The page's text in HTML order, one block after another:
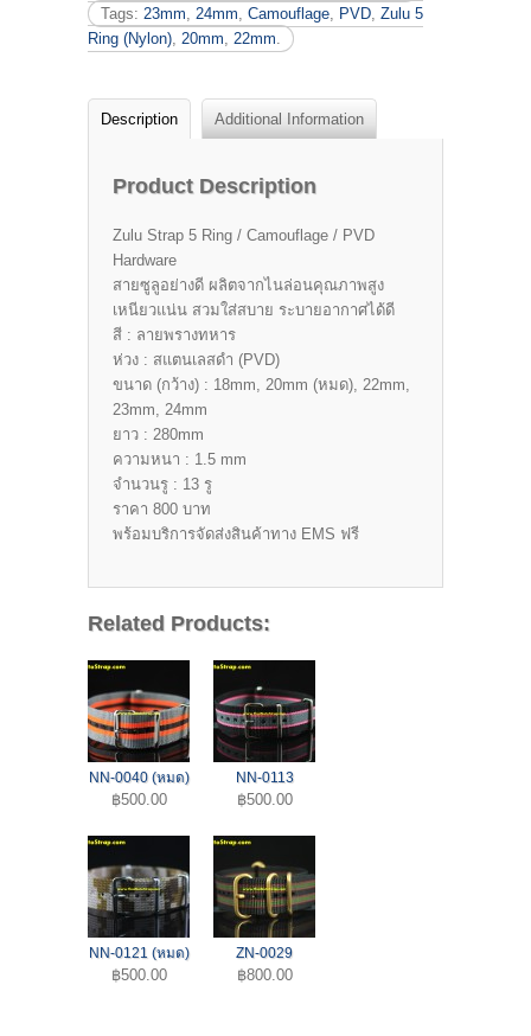
Tags: 23mm 24mm Camouflage PVD Zulu 5
Ring (Nylon) 20mm 22mm
Description Additional Information
Product Description
Zulu Strap 5 Ring / Camouflage / PVD
Hardware
สายซูลูอย่างดี ผลิตจากไนล่อนคุณภาพสูง
เหนียวแน่น สวมใส่สบาย ระบายอากาศได้ดี
สี : ลายพรางทหาร
ห่วง : สแตนเลสดำ (PVD)
ขนาด (กว้าง) : 18mm, 20mm (หมด), 22mm,
23mm, 24mm
ยาว : 280mm
ความหนา : 1.5 mm
จำนวนรู : 13 รู
ราคา 800 บาท
พร้อมบริการจัดส่งสินค้าทาง EMS ฟรี
Related Products:
NN-0040 (หมด)
฿500.00
NN-0113
฿500.00
NN-0121 (หมด)
฿500.00
ZN-0029
฿800.00